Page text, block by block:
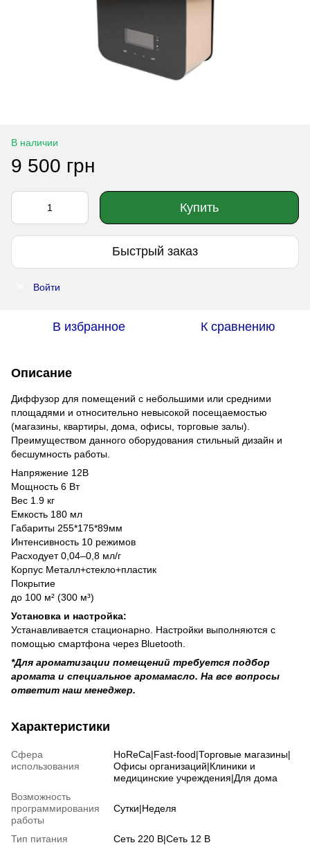
В наличии
9 500 грн
Купить
Быстрый заказ
Войти
В избранное К сравнению
Описание
Диффузор для помещений с небольшими или средними
площадями и относительно невысокой посещаемостью
(магазины, квартиры, дома, офисы, торговые залы).
Преимуществом данного оборудования стильный дизайн и
бесшумность работы.
Напряжение 12В
Мощность 6 Вт
Вес 1.9 кг
Емкость 180 мл
Габариты 255*175*89мм
Интенсивность 10 режимов
Расходует 0,04–0,8 мл/г
Корпус Металл+стекло+пластик
Покрытие
до 100 м² (300 м³)
Установка и настройка:
Устанавливается стационарно. Настройки выполняются с
помощью смартфона через Bluetooth.
*Для ароматизации помещений требуется подбор
аромата и специальное аромамасло. На все вопросы
ответит наш менеджер.
Характеристики
Сфера
использования
HoReCa|Fast-food|Торговые магазины|
Офисы организаций|Клиники и
медицинские учреждения|Для дома
Возможность
программирования
работы
Сутки|Неделя
Тип питания
Сеть 220 В|Сеть 12 В